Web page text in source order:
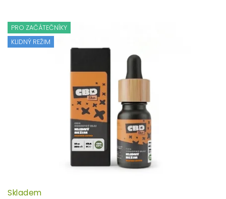
PRO ZAČÁTEČNÍKY
KLIDNÝ REŽIM
Skladem